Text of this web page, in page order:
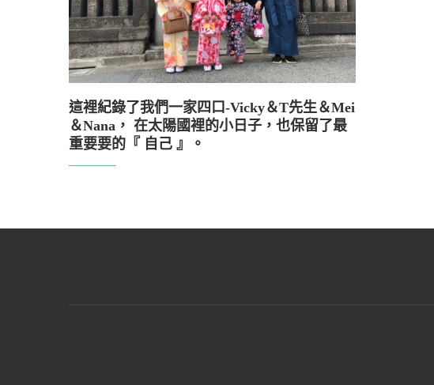
這裡紀錄了我們一家四口-Vicky＆T先生＆Mei
＆Nana， 在太陽國裡的小日子，也保留了最
重要要的『 自己 』。